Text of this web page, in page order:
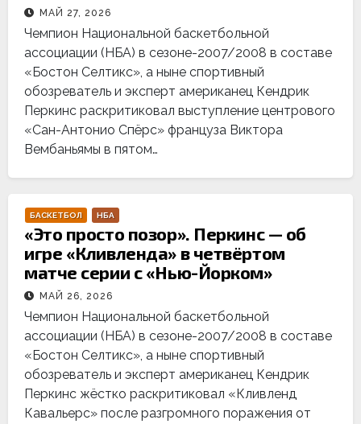
МАЙ 27, 2026
Чемпион Национальной баскетбольной
ассоциации (НБА) в сезоне-2007/2008 в составе
«Бостон Селтикс», а ныне спортивный
обозреватель и эксперт американец Кендрик
Перкинс раскритиковал выступление центрового
«Сан-Антонио Спёрс» француза Виктора
Вембаньямы в пятом…
БАСКЕТБОЛ НБА
«Это просто позор». Перкинс — об
игре «Кливленда» в четвёртом
матче серии с «Нью-Йорком»
МАЙ 26, 2026
Чемпион Национальной баскетбольной
ассоциации (НБА) в сезоне-2007/2008 в составе
«Бостон Селтикс», а ныне спортивный
обозреватель и эксперт американец Кендрик
Перкинс жёстко раскритиковал «Кливленд
Кавальерс» после разгромного поражения от